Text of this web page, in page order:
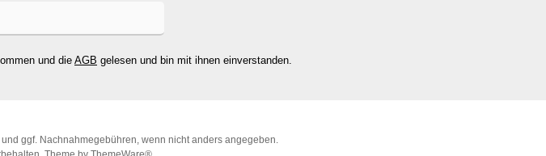
und die AGB gelesen und bin mit ihnen einverstanden.
und ggf. Nachnahmegebühren, wenn nicht anders angegeben.